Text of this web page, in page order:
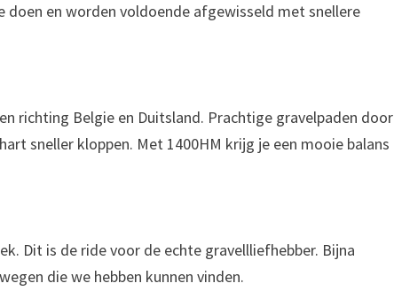
en worden voldoende afgewisseld met snellere
richting Belgie en Duitsland. Prachtige gravelpaden door
sneller kloppen. Met 1400HM krijg je een mooie balans
Dit is de ride voor de echte gravellliefhebber. Bijna
die we hebben kunnen vinden.